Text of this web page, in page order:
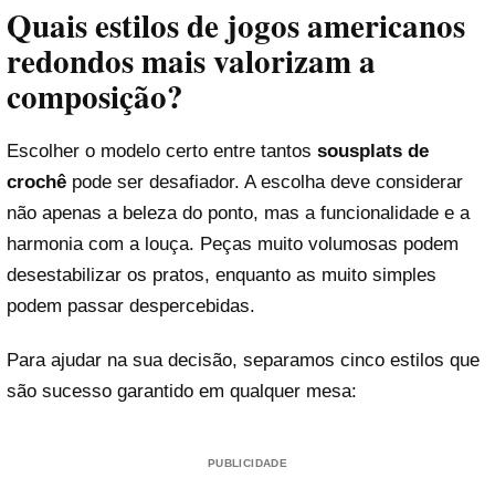
Quais estilos de jogos americanos
redondos mais valorizam a
composição?
Escolher o modelo certo entre tantos sousplats de
crochê pode ser desafiador. A escolha deve considerar
não apenas a beleza do ponto, mas a funcionalidade e a
harmonia com a louça. Peças muito volumosas podem
desestabilizar os pratos, enquanto as muito simples
podem passar despercebidas.
Para ajudar na sua decisão, separamos cinco estilos que
são sucesso garantido em qualquer mesa:
PUBLICIDADE